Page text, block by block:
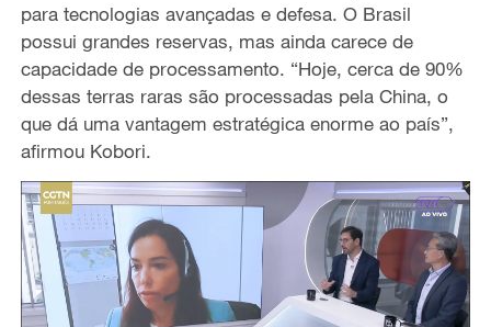
para tecnologias avançadas e defesa. O Brasil
possui grandes reservas, mas ainda carece de
capacidade de processamento. “Hoje, cerca de 90%
dessas terras raras são processadas pela China, o
que dá uma vantagem estratégica enorme ao país”,
afirmou Kobori.